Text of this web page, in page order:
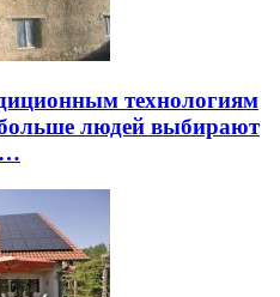
технологиям
людей выбирают